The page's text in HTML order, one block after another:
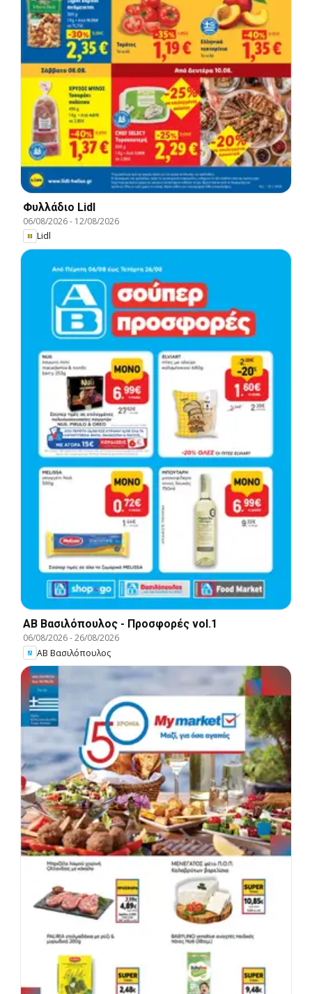
Φυλλάδιο Lidl
06/08/2026- 12/08/2026
Lidl
ΑΒ Βασιλόπουλος - Προσφορές vol.1
06/08/2026-26/08/2026
ΑΒ Βασιλόπουλος